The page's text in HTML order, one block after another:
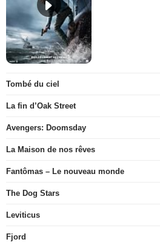
Tombé du ciel
La fin d’Oak Street
Avengers: Doomsday
La Maison de nos rêves
Fantômas – Le nouveau monde
The Dog Stars
Leviticus
Fjord